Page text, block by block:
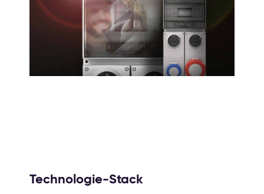
Technologie-Stack